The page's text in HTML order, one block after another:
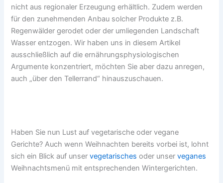
nicht aus regionaler Erzeugung erhältlich. Zudem werden
für den zunehmenden Anbau solcher Produkte z.B.
Regenwälder gerodet oder der umliegenden Landschaft
Wasser entzogen. Wir haben uns in diesem Artikel
ausschließlich auf die ernährungsphysiologischen
Argumente konzentriert, möchten Sie aber dazu anregen,
auch „über den Tellerrand“ hinauszuschauen.
Haben Sie nun Lust auf vegetarische oder vegane
Gerichte? Auch wenn Weihnachten bereits vorbei ist, lohnt
sich ein Blick auf unservegetarisches oder unserveganes
Weihnachtsmenü mit entsprechenden Wintergerichten.